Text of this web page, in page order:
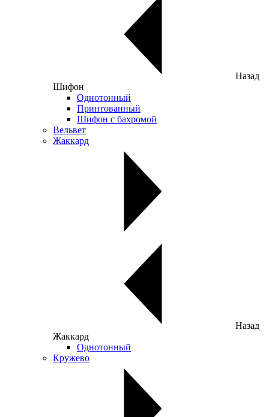
Назад
Шифон
Однотонный
Принтованный
Шифон с бахромой
Вельвет
Жаккард
Назад
Жаккард
Однотонный
Кружево